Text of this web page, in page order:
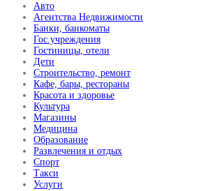
Авто
Агентства Недвижимости
Банки, банкоматы
Гос.учреждения
Гостиницы, отели
Дети
Строительство, ремонт
Кафе, бары, рестораны
Красота и здоровье
Культура
Магазины
Медицина
Образование
Развлечения и отдых
Спорт
Такси
Услуги